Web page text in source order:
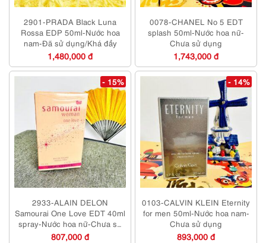
2901-PRADA Black Luna
Rossa EDP 50ml-Nước hoa
nam-Đã sử dụng/Khá đầy
1,480,000 đ
0078-CHANEL No 5 EDT
splash 50ml-Nước hoa nữ-
Chưa sử dụng
1,743,000 đ
- 15%
2933-ALAIN DELON
Samourai One Love EDT 40ml
spray-Nước hoa nữ-Chưa sử
dụng
807,000 đ
- 14%
0103-CALVIN KLEIN Eternity
for men 50ml-Nước hoa nam-
Chưa sử dụng
893,000 đ